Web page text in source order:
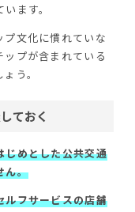
ます。
文化に慣れていな
プが含まれている
う。
ておく
じめとした公共交通
ん。
ルフサービスの店舗